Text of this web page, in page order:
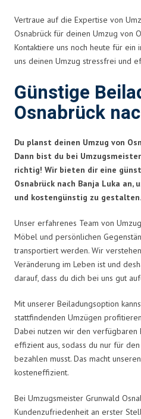
Vertraue auf die Expertise von
Osnabrück für deinen Umzug von
Kontaktiere uns noch heute für ein
uns deinen Umzug stressfrei und
Günstige
Osnabrück
Du planst deinen Umzug von
Dann bist du bei
richtig! Wir bieten dir eine
Osnabrück nach Banja Luka an,
und kostengünstig zu gestalten.
Unser erfahrenes Team von
Möbel und persönlichen
transportiert werden. Wir
Veränderung im Leben ist und
darauf, dass du dich bei uns gut
Mit unserer Beiladungsoption
stattfindenden Umzügen
Dabei nutzen wir den verfügbaren
effizient aus, sodass du nur für
bezahlen musst. Das macht
kosteneffizient.
Bei Umzugsmeister Grunwald
Kundenzufriedenheit an erster